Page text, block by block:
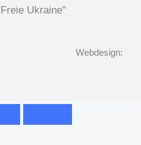
Ukraine"
Webdesign: